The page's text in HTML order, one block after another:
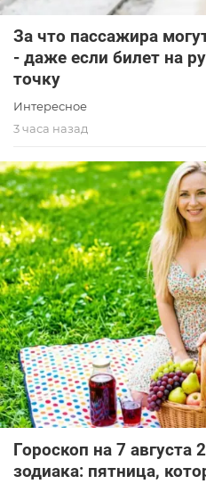
За что пассажира
- даже если билет на
точку
Интересное
3 часа назад
Гороскоп на 7 августа
зодиака: пятница,